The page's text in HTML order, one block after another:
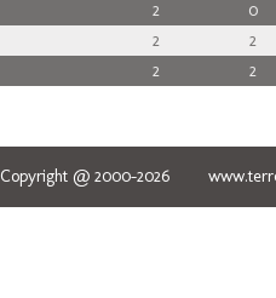
2
0
2
2
2 2
Copyright @ 2000-2026